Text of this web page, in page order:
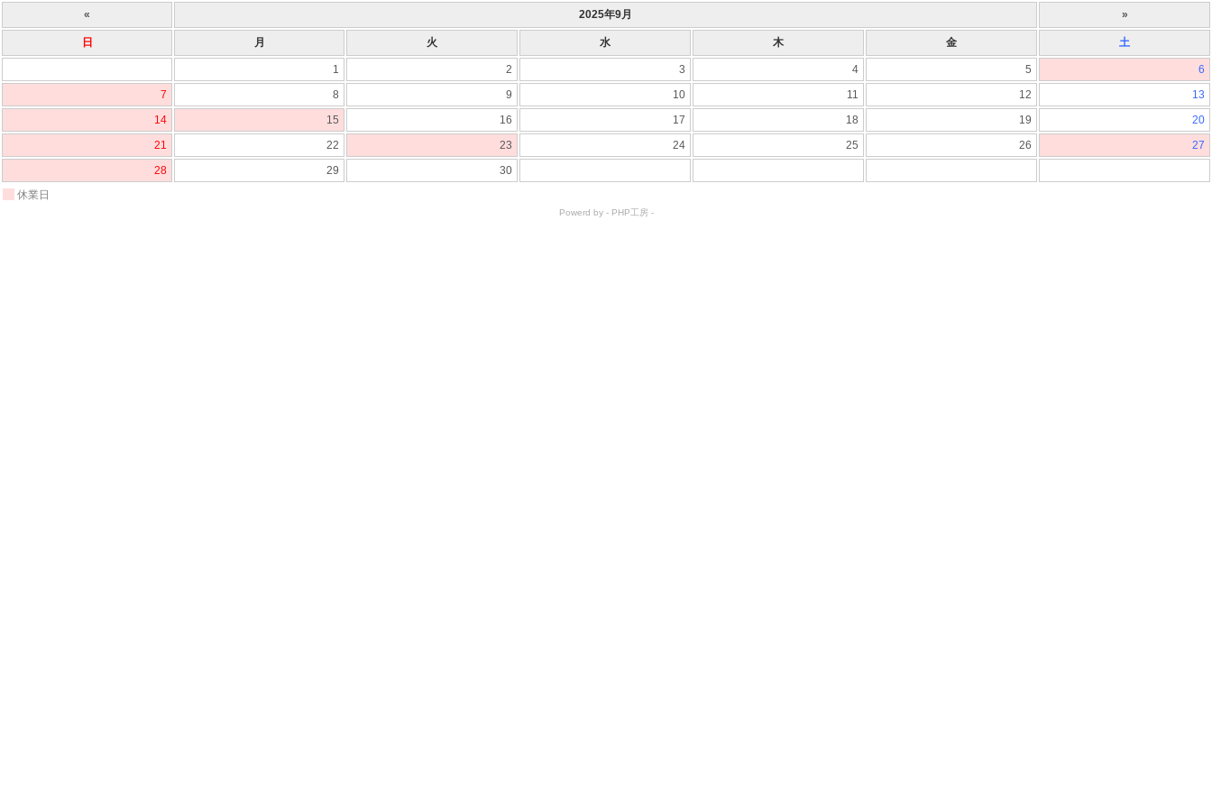
« 2025年9月 »
日 月 火 水 木 金 土
1 2 3 4 5
6
7
8 9 10 11 12
13
14
15 16 17 18 19
20
21
22 23 24 25 26
27
28
29
30
休業日
Powerd by - PHP工房-